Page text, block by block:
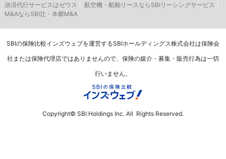
決済代行サービスはゼウス
航空機・船舶リースならSBIリーシングサービス
M&AならSBI辻・本郷M&A
SBIの保険比較インズウェブを運営するSBIホールディングス株式会社は保険会
社または保険代理店ではありませんので、保険の媒介・募集・販売行為は一切
行いません。
Copyright© SBI Holdings Inc. All Rights Reserved.